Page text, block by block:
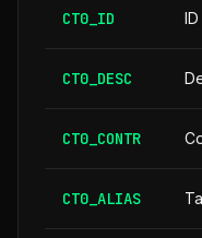
CT0_ID ID
CT0_DESC
CT0_CONTR
CT0_ALIAS